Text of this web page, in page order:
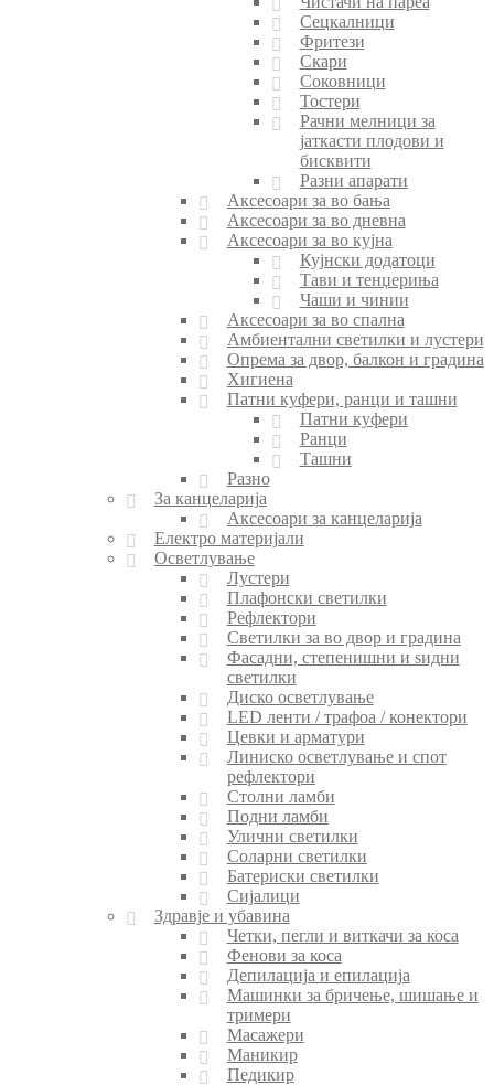
Сецкалници
Фритези
Скари
Соковници
Тостери
Рачни мелници за
јаткасти плодови и
бисквити
Разни апарати
Аксесоари за во бања
Аксесоари за во дневна
Аксесоари за во кујна
Кујнски додатоци
Тави и тенџериња
Чаши и чинии
Аксесоари за во спална
Амбиентални светилки и лустери
Опрема за двор, балкон и градина
Хигиена
Патни куфери, ранци и ташни
Патни куфери
Ранци
Ташни
Разно
За канцеларија
Аксесоари за канцеларија
Електро материјали
Осветлување
Лустери
Плафонски светилки
Рефлектори
Светилки за во двор и градина
Фасадни, степенишни и ѕидни
светилки
Диско осветлување
LED ленти / трафоа / конектори
Цевки и арматури
Линиско осветлување и спот
рефлектори
Столни ламби
Подни ламби
Улични светилки
Соларни светилки
Батериски светилки
Сијалици
Здравје и убавина
Четки, пегли и виткачи за коса
Фенови за коса
Депилација и епилација
Машинки за бричење, шишање и
тримери
Масажери
Маникир
Педикир